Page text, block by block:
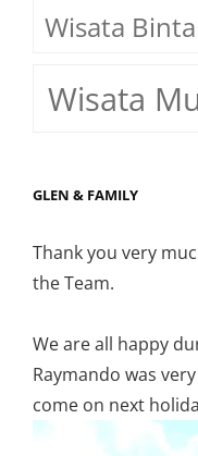
Wisata
Wisata
GLEN & FAMILY
Thank you very
the Team.
We are all happy
Raymando was
come on next